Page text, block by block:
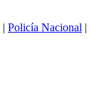
| Policía Nacional |